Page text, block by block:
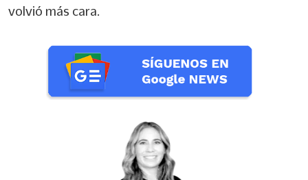
volvió más cara.